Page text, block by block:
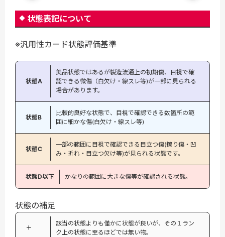
状態表記について
※汎用性カード状態評価基準
状態A
美品状態ではあるが製造流通上の初期傷、目視で確
認できる微傷（白欠け・線スレ等)が一部に見られる
場合があります。
状態B
比較的良好な状態で、目視で確認できる数箇所の範
囲に細かな傷(白欠け・線スレ等)
状態C
一部の範囲に目視で確認できる目立つ傷(擦り傷・凹
み・折れ・目立つ欠け等)が見られる状態です。
状態D以下 かなりの範囲に大きな傷等が確認される状態。
状態の補足
＋
該当の状態よりも僅かに状態が良いが、その１ラン
ク上の状態に至るほどでは無い物。